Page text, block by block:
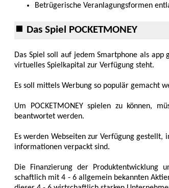
Betrügerische Veranlagungsformen
⏹ Das Spiel POCKETMONEY
Das Spiel soll auf jedem Smart­phone als
virtuelles Spiel­kapital zur Verfü­gung steht.
Es soll mittels Werbung so popu­lär gemacht
Um POCKETMONEY spielen zu können,
beant­wortet werden.
Es werden Webseiten zur Ver­fügung
informationen ver­packt sind.
Die Finanzierung der
schaftlich mit 4 - 6 all­gemein bekannten